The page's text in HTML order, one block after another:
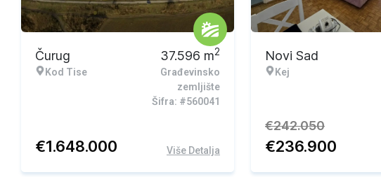
Ekskluzivna ponuda
Čurug
Kod Tise
37.596 m2
Građevinsko
zemljište
Šifra: #560041
€1.648.000 Više Detalja
Ekskluzivna ponuda
Novi Sad
Kej
€242.050
€236.900